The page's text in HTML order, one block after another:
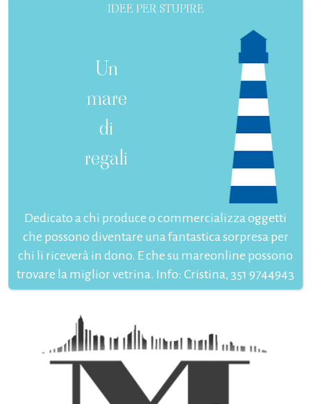
IDEE PER STUPIRE
Un
mare
di
regali
Dedicato a chi produce o commercializza oggetti
che possono diventare una fantastica sorpresa per
chi li riceverà in dono. E che su mareonline possono
trovare la miglior vetrina. Info: Cristina, 351 9744943